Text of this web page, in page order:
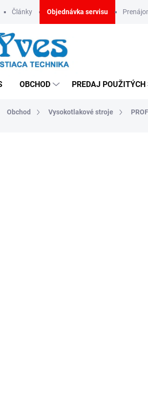
Články Objednávka servisu
OBCHOD PREDAJ POUŽITÝCH
Obchod Vysokotlakové stroje